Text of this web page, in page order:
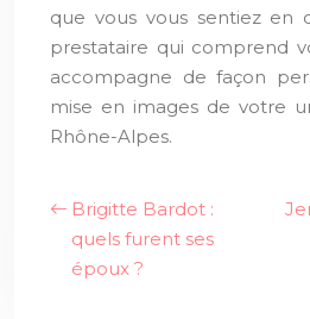
que vous vous sentiez en
prestataire qui comprend
accompagne de façon
mise en images de votre
Rhône-Alpes.
Brigitte Bardot :
quels furent ses
époux ?